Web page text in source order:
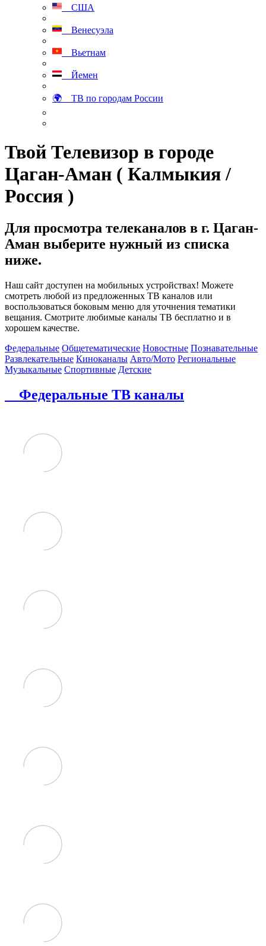
США
Венесуэла
Вьетнам
Йемен
🌍 ТВ по городам России
Твой Телевизор в городе
Цаган-Аман ( Калмыкия /
Россия )
Для просмотра телеканалов в г. Цаган-
Аман выберите нужный из списка
ниже.
Наш сайт доступен на мобильных устройствах! Можете
смотреть любой из предложенных ТВ каналов или
воспользоваться боковым меню для уточнения тематики
вещания. Смотрите любимые каналы ТВ бесплатно и в
хорошем качестве.
Федеральные Общетематические Новостные Познавательные
Развлекательные Киноканалы Авто/Мото Региональные
Музыкальные Спортивные Детские
Федеральные ТВ каналы